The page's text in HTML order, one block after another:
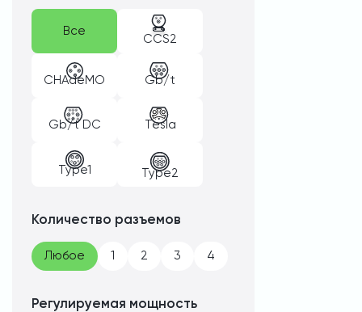
Все
CCS2
CHAdeMO Gb/t
Gb/t DC Tesla
Type1 Type2
Количество разъемов
Любое 1 2 3 4
Регулируемая мощность